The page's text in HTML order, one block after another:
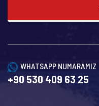
WHATSAPP NUMARAMIZ
+90 530 409 63 25